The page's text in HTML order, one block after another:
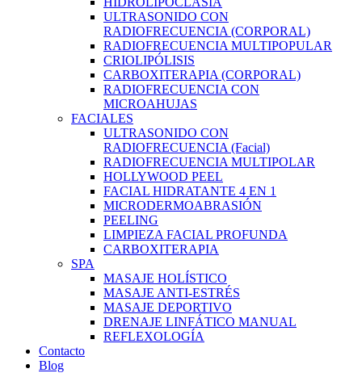
ULTRASONIDO CON
RADIOFRECUENCIA (CORPORAL)
RADIOFRECUENCIA MULTIPOPULAR
CRIOLIPÓLISIS
CARBOXITERAPIA (CORPORAL)
RADIOFRECUENCIA CON
MICROAHUJAS
FACIALES
ULTRASONIDO CON
RADIOFRECUENCIA (Facial)
RADIOFRECUENCIA MULTIPOLAR
HOLLYWOOD PEEL
FACIAL HIDRATANTE 4 EN 1
MICRODERMOABRASIÓN
PEELING
LIMPIEZA FACIAL PROFUNDA
CARBOXITERAPIA
SPA
MASAJE HOLÍSTICO
MASAJE ANTI-ESTRÉS
MASAJE DEPORTIVO
DRENAJE LINFÁTICO MANUAL
REFLEXOLOGÍA
Contacto
Blog